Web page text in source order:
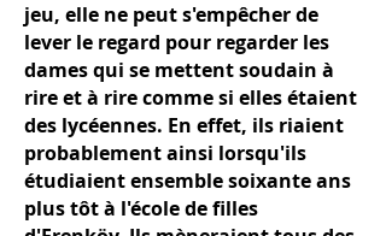
jeu, elle ne peut s'empêcher de
lever le regard pour regarder les
dames qui se mettent soudain à
rire et à rire comme si elles étaient
des lycéennes. En effet, ils riaient
probablement ainsi lorsqu'ils
étudiaient ensemble soixante ans
plus tôt à l'école de filles